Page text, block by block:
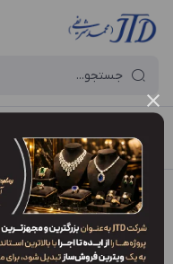
آرایه و جعبه جواهر تهران /